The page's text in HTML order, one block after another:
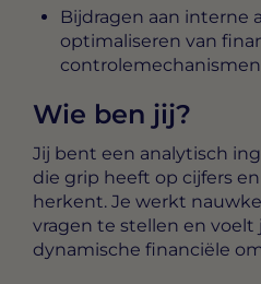
Bijdragen aan interne
optimaliseren van
controlemechanismen
Wie ben jij?
Jij bent een analytisch
die grip heeft op cijfers
herkent. Je werkt
vragen te stellen en voelt
dynamische financiële